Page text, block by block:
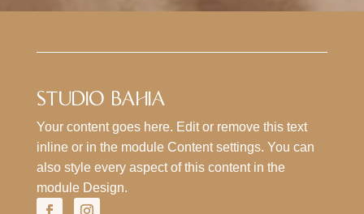
STUDIO BAHIA
Your content goes here. Edit or remove this text
inline or in the module Content settings. You can
also style every aspect of this content in the
module Design.